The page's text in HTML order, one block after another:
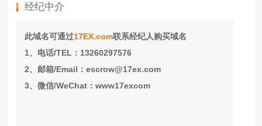
经纪中介
此域名可通过17EX.com联系经纪人购买域名
1、电话/TEL：13260297576
2、邮箱/Email：escrow@17ex.com
3、微信/WeChat：www17excom